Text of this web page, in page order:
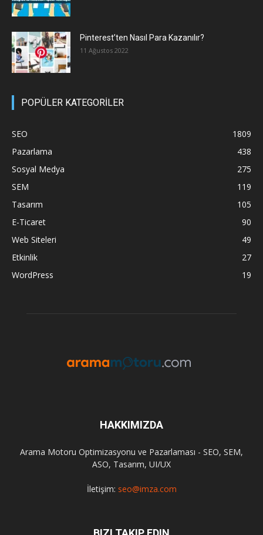
Pinterest’ten Nasıl Para Kazanılır?
11 Ağustos 2022
POPÜLER KATEGORİLER
SEO
1809
Pazarlama
438
Sosyal Medya
275
SEM
119
Tasarım
105
E-Ticaret
90
Web Siteleri
49
Etkinlik
27
WordPress
19
HAKKIMIZDA
Arama Motoru Optimizasyonu ve Pazarlaması - SEO, SEM,
ASO, Tasarım, UI/UX
İletişim: seo@imza.com